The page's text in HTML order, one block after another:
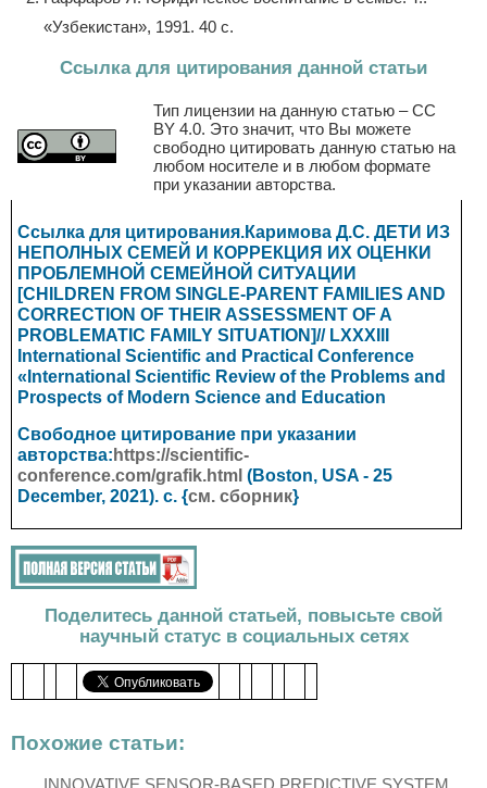
«Узбекистан», 1991. 40 с.
Ссылка для цитирования данной статьи
Тип лицензии на данную статью – CC
BY 4.0. Это значит, что Вы можете
свободно цитировать данную статью на
любом носителе и в любом формате
при указании авторства.
Ссылка для цитирования.Каримова Д.С. ДЕТИ ИЗ
НЕПОЛНЫХ СЕМЕЙ И КОРРЕКЦИЯ ИХ ОЦЕНКИ
ПРОБЛЕМНОЙ СЕМЕЙНОЙ СИТУАЦИИ
[CHILDREN FROM SINGLE-PARENT FAMILIES AND
CORRECTION OF THEIR ASSESSMENT OF A
PROBLEMATIC FAMILY SITUATION]// LXXXIII
International Scientific and Practical Conference
«International Scientific Review of the Problems and
Prospects of Modern Science and Education
Свободное цитирование при указании
авторства: https://scientific-
conference.com/grafik.html (Boston, USA - 25
December, 2021). с. {см. сборник}
Поделитесь данной статьей, повысьте свой
научный статус в социальных сетях
Похожие статьи:
INNOVATIVE SENSOR-BASED PREDICTIVE SYSTEM